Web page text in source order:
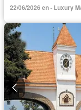
22/06/2026 en - Luxury